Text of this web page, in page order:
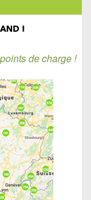
!
de charge !